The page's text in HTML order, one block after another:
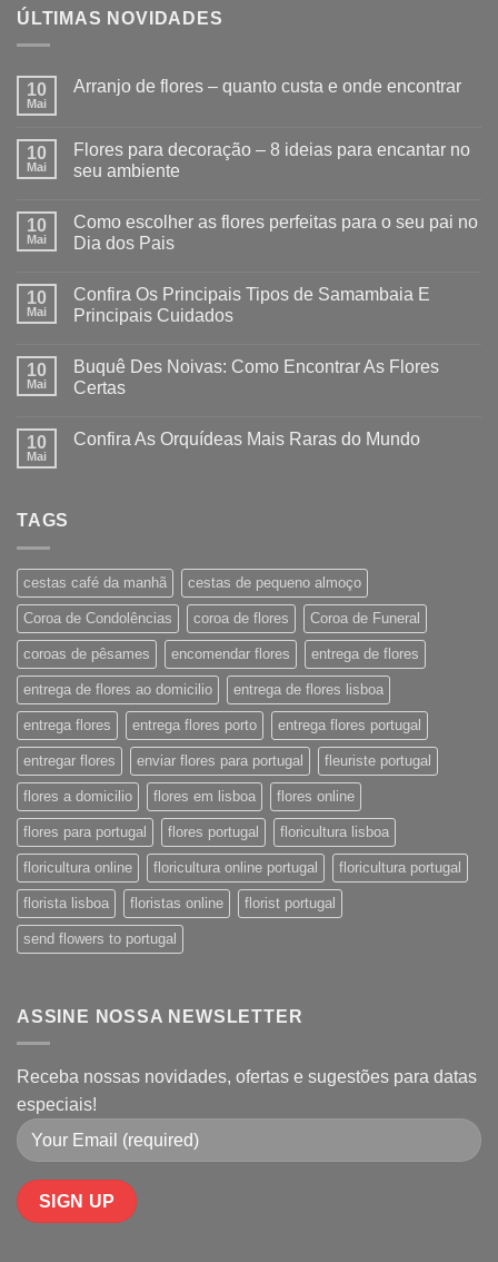
ÚLTIMAS NOVIDADES
10
Mai
Arranjo de flores – quanto custa e onde encontrar
10
Mai
Flores para decoração – 8 ideias para encantar no
seu ambiente
10
Mai
Como escolher as flores perfeitas para o seu pai no
Dia dos Pais
10
Mai
Confira Os Principais Tipos de Samambaia E
Principais Cuidados
10
Mai
Buquê Des Noivas: Como Encontrar As Flores
Certas
10
Mai
Confira As Orquídeas Mais Raras do Mundo
TAGS
cestas café da manhã cestas de pequeno almoço
Coroa de Condolências coroa de flores Coroa de Funeral
coroas de pêsames encomendar flores entrega de flores
entrega de flores ao domicilio entrega de flores lisboa
entrega flores entrega flores porto entrega flores portugal
entregar flores enviar flores para portugal fleuriste portugal
flores a domicilio flores em lisboa flores online
flores para portugal flores portugal floricultura lisboa
floricultura online floricultura online portugal floricultura portugal
florista lisboa floristas online florist portugal
send flowers to portugal
ASSINE NOSSA NEWSLETTER
Receba nossas novidades, ofertas e sugestões para datas
especiais!